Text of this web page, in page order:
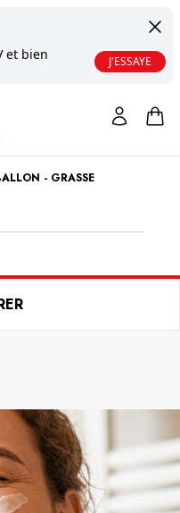
et bien
J'ESSAYE
- GRASSE